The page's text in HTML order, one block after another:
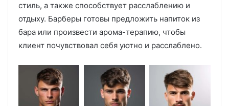
стиль, а также способствует расслаблению и
отдыху. Барберы готовы предложить напиток из
бара или произвести арома-терапию, чтобы
клиент почувствовал себя уютно и расслаблено.